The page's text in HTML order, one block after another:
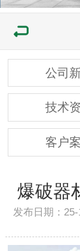
公司
技术
客户
爆破器
发布日期：